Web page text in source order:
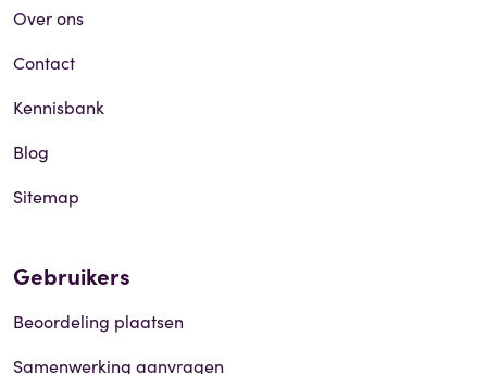
Over ons
Contact
Kennisbank
Blog
Sitemap
Gebruikers
Beoordeling plaatsen
Samenwerking aanvragen